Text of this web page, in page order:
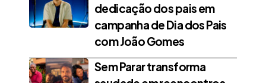
dedicação dos pais em
campanha de Dia dos Pais
com João Gomes
Sem Parar transforma